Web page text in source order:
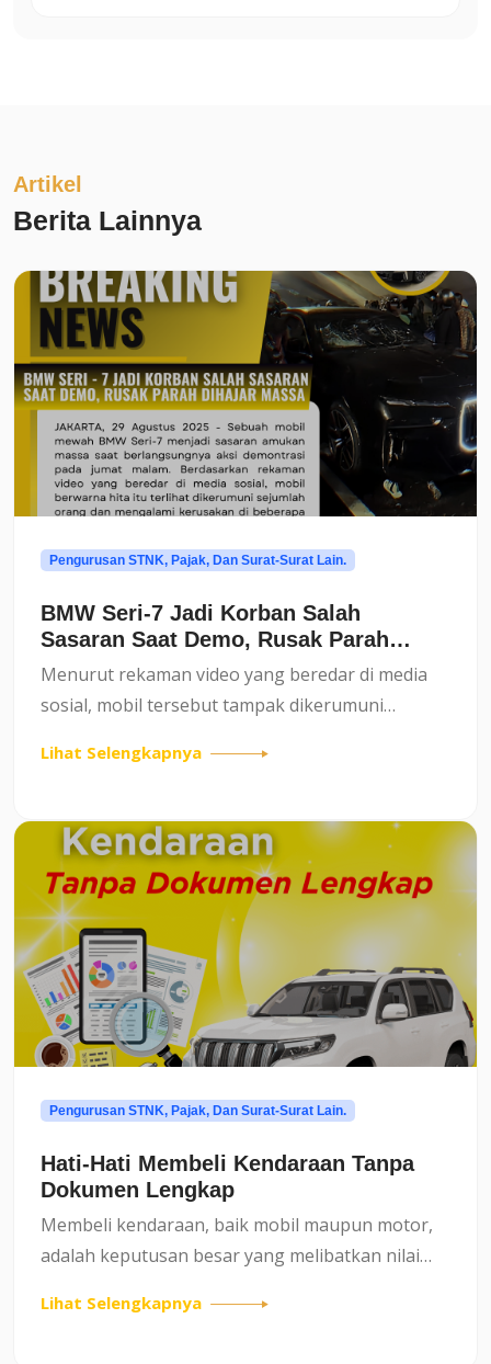
Artikel
Berita Lainnya
Pengurusan STNK, Pajak, Dan Surat-Surat Lain.
BMW Seri-7 Jadi Korban Salah
Sasaran Saat Demo, Rusak Parah
Dihajar Massa
Menurut rekaman video yang beredar di media
sosial, mobil tersebut tampak dikerumuni
diduga melampiaskan emosinya dengan merusak
Lihat Selengkapnya
Pengurusan STNK, Pajak, Dan Surat-Surat Lain.
Hati-Hati Membeli Kendaraan Tanpa
Dokumen Lengkap
Membeli kendaraan, baik mobil maupun motor,
adalah keputusan besar yang melibatkan nilai
masyarakat yang tergiur harga murah tanpa
Lihat Selengkapnya